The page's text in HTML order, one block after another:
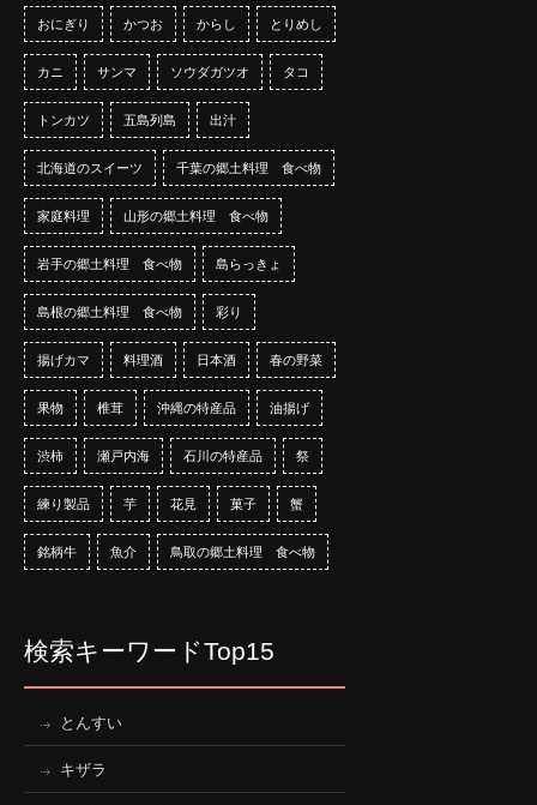
おにぎり かつお からし とりめし
カニ サンマ ソウダガツオ タコ
トンカツ 五島列島 出汁
北海道のスイーツ 千葉の郷土料理 食べ物
家庭料理 山形の郷土料理 食べ物
岩手の郷土料理 食べ物 島らっきょ
島根の郷土料理 食べ物 彩り
揚げカマ 料理酒 日本酒 春の野菜
果物 椎茸 沖縄の特産品 油揚げ
渋柿 瀬戸内海 石川の特産品 祭
練り製品 芋 花見 菓子 蟹
銘柄牛 魚介 鳥取の郷土料理 食べ物
検索キーワードTop15
とんすい
キザラ